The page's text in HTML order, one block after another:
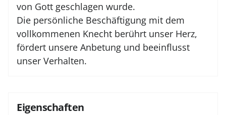
von Gott geschlagen wurde.
Die persönliche Beschäftigung mit dem
vollkommenen Knecht berührt unser Herz,
fördert unsere Anbetung und beeinflusst
unser Verhalten.
Eigenschaften